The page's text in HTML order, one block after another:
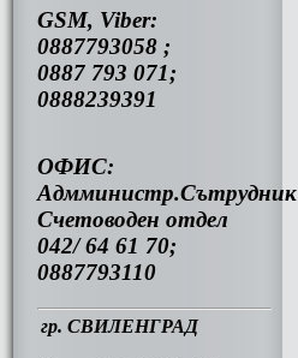
GSM, Viber:
0887793058 ;
0887 793 071;
0888239391
ОФИС:
Адмминистр.Сътрудник
Счетоводен отдел
042/ 64 61 70;
0887793110
гр. СВИЛЕНГРАД